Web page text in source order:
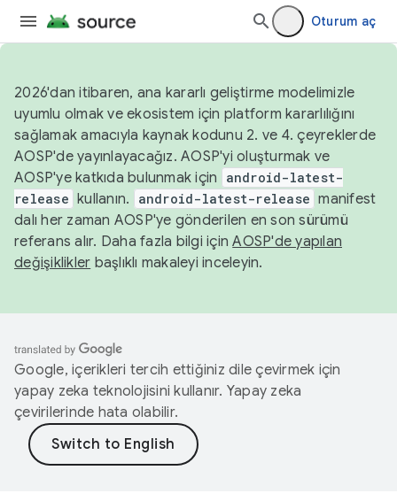
Oturum aç
2026'dan itibaren, ana kararlı geliştirme modelimizle
uyumlu olmak ve ekosistem için platform kararlılığını
sağlamak amacıyla kaynak kodunu 2. ve 4. çeyreklerde
AOSP'de yayınlayacağız. AOSP'yi oluşturmak ve
AOSP'ye katkıda bulunmak için
android-latest-
release kullanın. android-latest-release manifest
dalı her zaman AOSP'ye gönderilen en son sürümü
referans alır. Daha fazla bilgi içinAOSP'de yapılan
değişiklikler başlıklı makaleyi inceleyin.
Google, içerikleri tercih ettiğiniz dile çevirmek için
yapay zeka teknolojisini kullanır. Yapay zeka
çevirilerinde hata olabilir.